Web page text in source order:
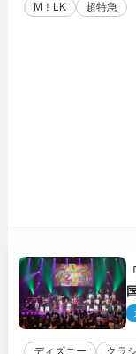
M！LK 超特急
ディズニー クラ